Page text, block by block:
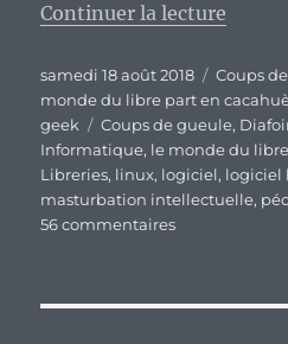
Continuer la lecture
Publié
le
samedi 18 août 2018 Coups
monde du libre part en
geek
Étiquettes
Coups de gueule,
Informatique, le monde du
Libreries, linux, logiciel, logiciel
masturbation intellectuelle,
56 commentairessur